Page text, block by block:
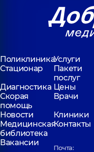
ПоликлиникаУслуги
Стационар
Пакети
послуг
Диагностика Цены
Скорая
помощь
Врачи
Новости
Клиники
Медицинская
библиотека
Контакты
Вакансии
Почта: